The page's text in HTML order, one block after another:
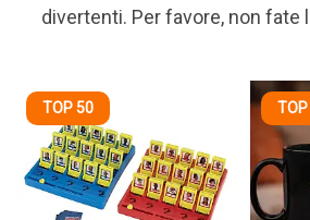
divertenti. Per favore, non fate
TOP 50